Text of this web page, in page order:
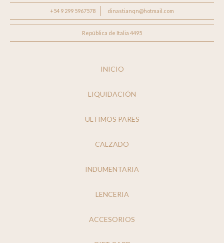
+54 9 299 5967578 dinastianqn@hotmail.com
República de Italia 4495
INICIO
LIQUIDACIÓN
ULTIMOS PARES
CALZADO
INDUMENTARIA
LENCERIA
ACCESORIOS